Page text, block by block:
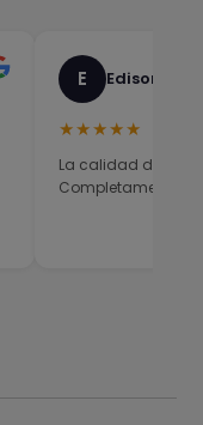
E Edison
★★★★★
La calidad del
Completamente